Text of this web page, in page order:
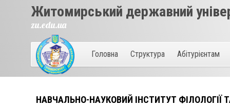
Житомирський державний
zu.edu.ua
Головна Структура Абітурієнтам
НАВЧАЛЬНО-НАУКОВИЙ ІНСТИТУТ ФІЛОЛОГІЇ